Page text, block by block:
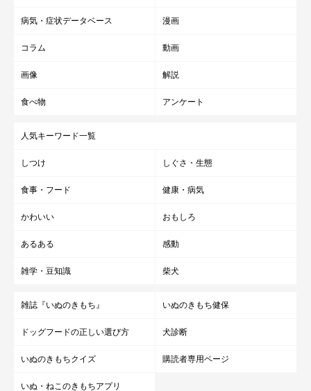
病気・症状データベース 漫画
コラム 動画
画像 解説
食べ物 アンケート
人気キーワード一覧
しつけ しぐさ・生態
食事・フード 健康・病気
かわいい おもしろ
あるある 感動
雑学・豆知識 柴犬
雑誌『いぬのきもち』 いぬのきもち健保
ドッグフードの正しい選び方 犬診断
いぬのきもちクイズ 購読者専用ページ
いぬ・ねこのきもちアプリ